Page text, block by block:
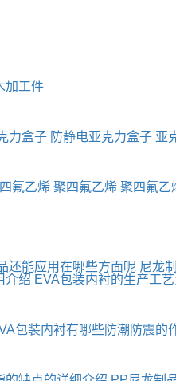
加工件
力盒子 防静电亚克力盒子 亚
氟乙烯 聚四氟乙烯 聚四氟乙
还能应用在哪些方面呢 尼龙
介绍 EVA包装内衬的生产工
包装内衬有哪些防潮防震的